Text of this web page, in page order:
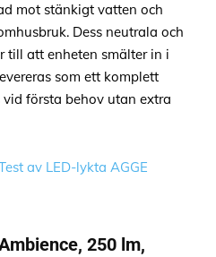
mot stänkigt vatten och
Dess neutrala och
till att enheten smälter in i
som ett komplett
första behov utan extra
av LED-lykta AGGE
250 lm,